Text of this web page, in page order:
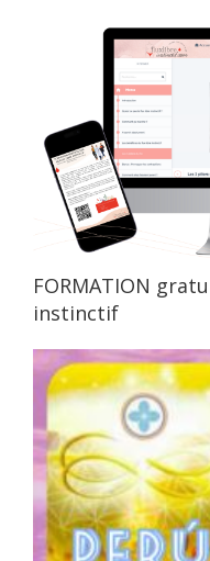
FORMATION
instinctif